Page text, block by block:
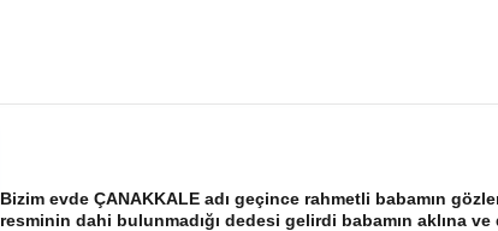
Bizim evde ÇANAKKALE adı geçince rahmetli babamın
resminin dahi bulunmadığı dedesi gelirdi babamın aklına